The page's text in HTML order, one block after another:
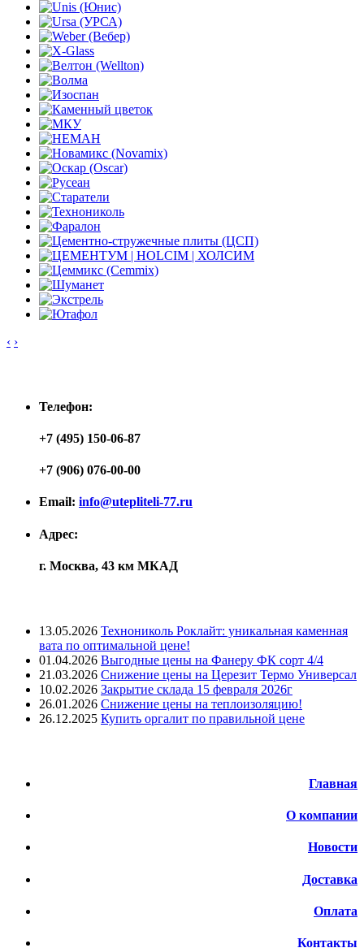
‹ ›
Телефон:
+7 (495) 150-06-87
+7 (906) 076-00-00
Email: info@utepliteli-77.ru
Адрес:
г. Москва, 43 км МКАД
13.05.2026 Технониколь Роклайт: уникальная каменная
вата по оптимальной цене!
01.04.2026 Выгодные цены на Фанеру ФК сорт 4/4
21.03.2026 Снижение цены на Церезит Термо Универсал
10.02.2026 Закрытие склада 15 февраля 2026г
26.01.2026 Снижение цены на теплоизоляцию!
26.12.2025 Купить оргалит по правильной цене
Главная
О компании
Новости
Доставка
Оплата
Контакты